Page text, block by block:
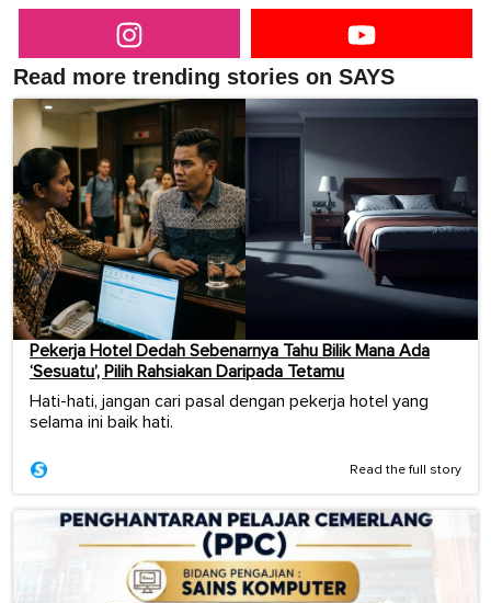
Read more trending stories on SAYS
Pekerja Hotel Dedah Sebenarnya Tahu Bilik Mana Ada
‘Sesuatu’, Pilih Rahsiakan Daripada Tetamu
Hati-hati, jangan cari pasal dengan pekerja hotel yang
selama ini baik hati.
Read the full story